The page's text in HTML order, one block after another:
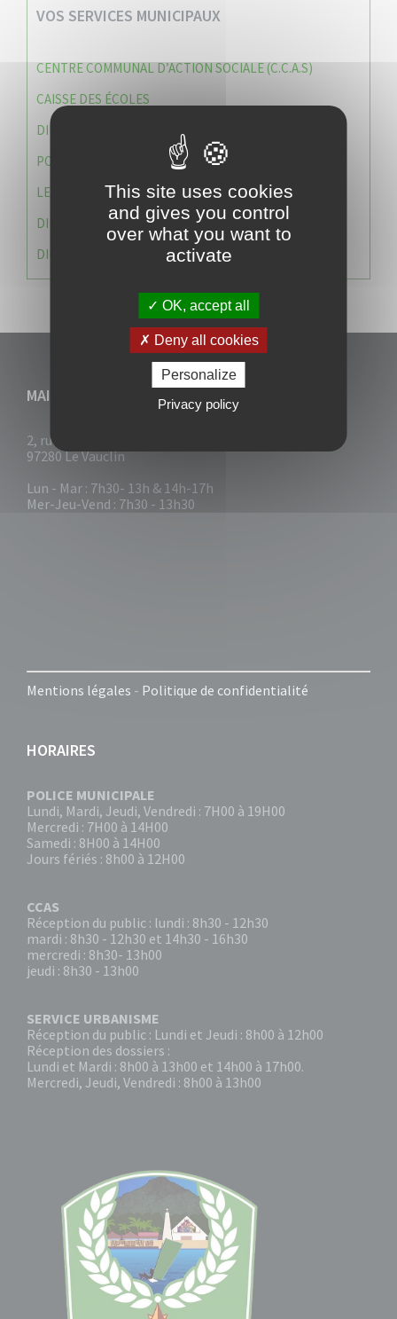
VOS SERVICES MUNICIPAUX
CENTRE COMMUNAL D’ACTION SOCIALE (C.C.A.S)
CAISSE DES ÉCOLES
DIRECTION DES SERVICES TECHNIQUES
POLICE MUNICIPALE
LE CABINET DU MAIRE
DIRECTION DES RESSOURCES ET MOYENS
DIRECTION DU DEVELLOPPEMENT URBAIN DURABL
MAIRIE DU VAUCLIN
2, rue Collignon
97280 Le Vauclin
Lun - Mar : 7h30- 13h & 14h-17h
Mer-Jeu-Vend : 7h30 - 13h30
Mentions légales - Politique de confidentialité
HORAIRES
POLICE MUNICIPALE
Lundi, Mardi, Jeudi, Vendredi : 7H00 à 19H00
Mercredi : 7H00 à 14H00
Samedi : 8H00 à 14H00
Jours fériés : 8h00 à 12H00
CCAS
Réception du public : lundi : 8h30 - 12h30
mardi : 8h30 - 12h30 et 14h30 - 16h30
mercredi : 8h30- 13h00
jeudi : 8h30 - 13h00
SERVICE URBANISME
Réception du public : Lundi et Jeudi : 8h00 à 12h00
Réception des dossiers :
Lundi et Mardi : 8h00 à 13h00 et 14h00 à 17h00.
Mercredi, Jeudi, Vendredi : 8h00 à 13h00
This site uses cookies
and gives you control
over what you want to
activate
OK, accept all
Deny all cookies
Personalize
Privacy policy